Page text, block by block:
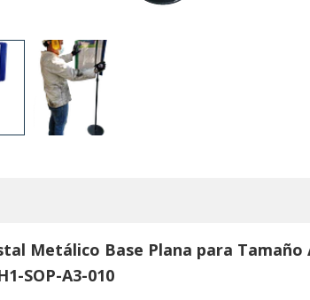
Metálico Base Plana para Tamaño
SOP-A3-010